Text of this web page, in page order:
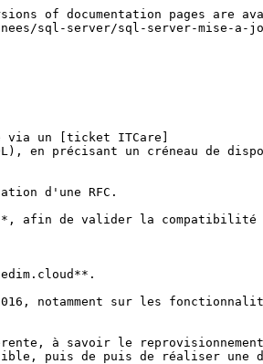
of documentation pages are
sql-server/sql-server-mise-a-
via un [ticket ITCare]
en précisant un créneau de
d'une RFC.
afin de valider la compatibilité
notamment sur les
à savoir le
puis de puis de réaliser une